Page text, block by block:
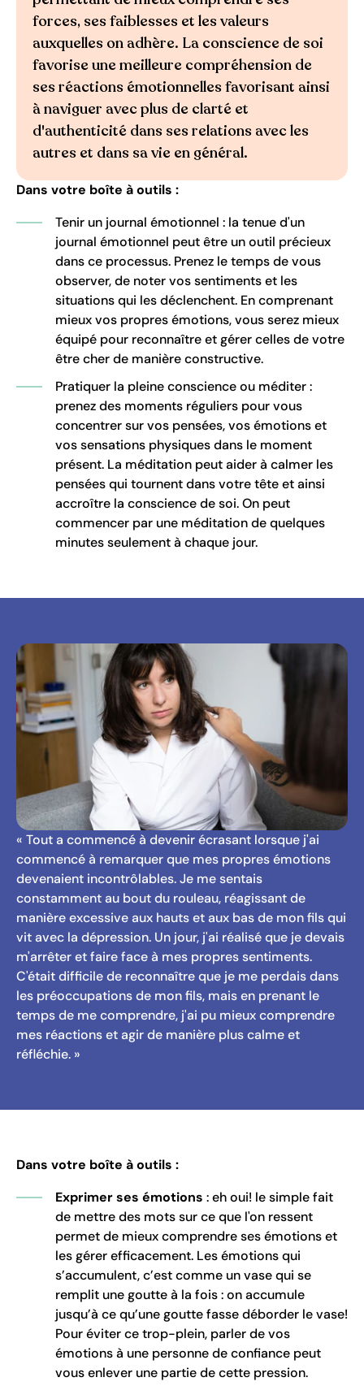
forces, ses faiblesses et les valeurs
auxquelles on adhère. La conscience de soi
favorise une meilleure compréhension de
ses réactions émotionnelles favorisant ainsi
à naviguer avec plus de clarté et
d'authenticité dans ses relations avec les
autres et dans sa vie en général.
Dans votre boîte à outils :
Tenir un journal émotionnel : la tenue d'un
journal émotionnel peut être un outil précieux
dans ce processus. Prenez le temps de vous
observer, de noter vos sentiments et les
situations qui les déclenchent. En comprenant
mieux vos propres émotions, vous serez mieux
équipé pour reconnaître et gérer celles de votre
être cher de manière constructive.
Pratiquer la pleine conscience ou méditer :
prenez des moments réguliers pour vous
concentrer sur vos pensées, vos émotions et
vos sensations physiques dans le moment
présent. La méditation peut aider à calmer les
pensées qui tournent dans votre tête et ainsi
accroître la conscience de soi. On peut
commencer par une méditation de quelques
minutes seulement à chaque jour.
« Tout a commencé à devenir écrasant lorsque j'ai
commencé à remarquer que mes propres émotions
devenaient incontrôlables. Je me sentais
constamment au bout du rouleau, réagissant de
manière excessive aux hauts et aux bas de mon fils qui
vit avec la dépression. Un jour, j'ai réalisé que je devais
m'arrêter et faire face à mes propres sentiments.
C'était difficile de reconnaître que je me perdais dans
les préoccupations de mon fils, mais en prenant le
temps de me comprendre, j'ai pu mieux comprendre
mes réactions et agir de manière plus calme et
réfléchie. »
Dans votre boîte à outils :
Exprimer ses émotions : eh oui! le simple fait
de mettre des mots sur ce que l'on ressent
permet de mieux comprendre ses émotions et
les gérer efficacement. Les émotions qui
s’accumulent, c’est comme un vase qui se
remplit une goutte à la fois : on accumule
jusqu’à ce qu’une goutte fasse déborder le vase!
Pour éviter ce trop-plein, parler de vos
émotions à une personne de confiance peut
vous enlever une partie de cette pression.